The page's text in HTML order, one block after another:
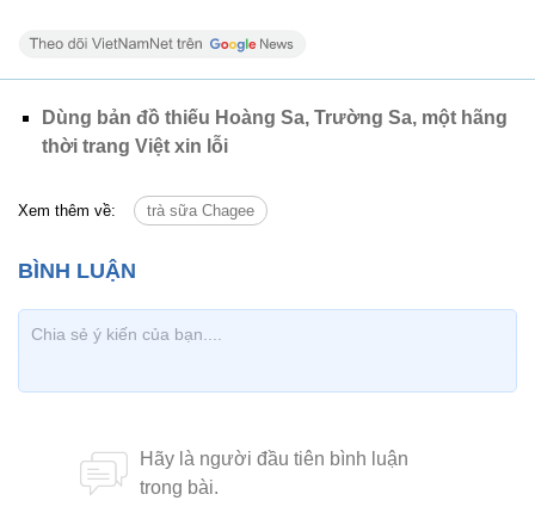
Dùng bản đồ thiếu Hoàng Sa, Trường Sa, một hãng
thời trang Việt xin lỗi
Xem thêm về: trà sữa Chagee